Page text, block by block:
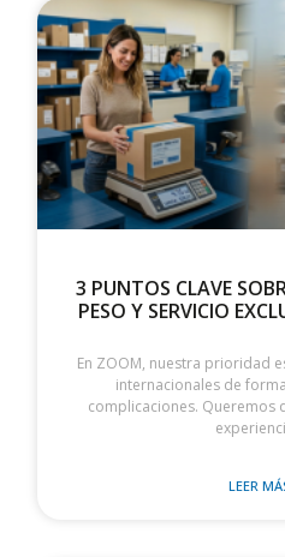
3 PUNTOS CLAVE
PESO Y SERVICIO
En ZOOM, nuestra prioridad
internacionales de
complicaciones. Queremos
LEER